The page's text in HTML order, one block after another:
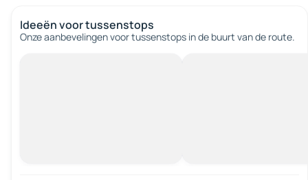
Ideeën voor tussenstops
Onze aanbevelingen voor tussenstops in de buurt van de route.